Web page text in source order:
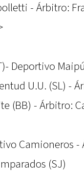
- Árbitro:
Deportivo
U.U. (SL) -
(BB) - Árbitro:
Camioneros -
(SJ)